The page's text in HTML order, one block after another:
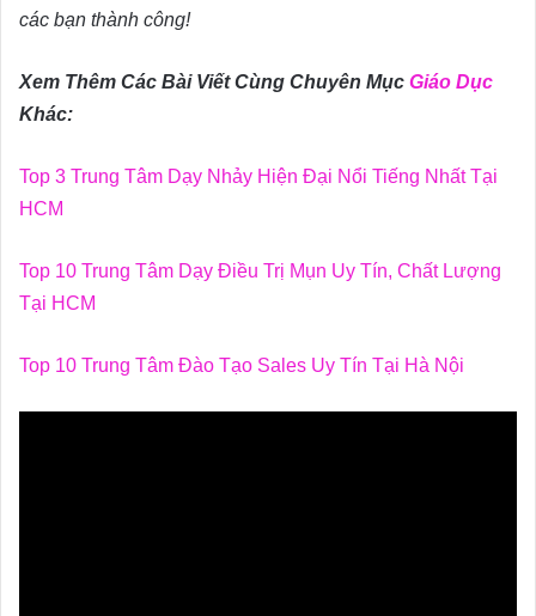
các bạn thành công!
Xem Thêm Các Bài Viết Cùng Chuyên Mục Giáo Dục
Khác:
Top 3 Trung Tâm Dạy Nhảy Hiện Đại Nổi Tiếng Nhất Tại
HCM
Top 10 Trung Tâm Dạy Điều Trị Mụn Uy Tín, Chất Lượng
Tại HCM
Top 10 Trung Tâm Đào Tạo Sales Uy Tín Tại Hà Nội